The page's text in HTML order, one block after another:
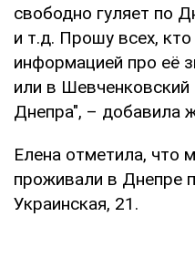
свободно гуляет по
и т.д. Прошу всех,
информацией про её
или в Шевченковский
Днепра", – добавила
Елена отметила, что
проживали в Днепре
Украинская, 21.